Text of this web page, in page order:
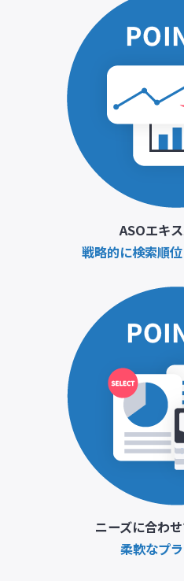
ASOエキ
戦略的に検索順
ニーズに合わ
柔軟なプ